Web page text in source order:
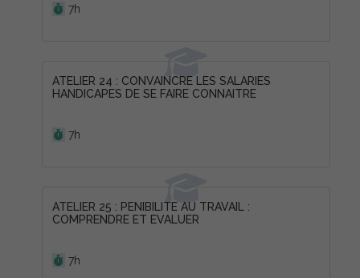
7h
ATELIER 24 : CONVAINCRE LES SALARIES
HANDICAPES DE SE FAIRE CONNAITRE
7h
ATELIER 25 : PENIBILITE AU TRAVAIL :
COMPRENDRE ET EVALUER
7h